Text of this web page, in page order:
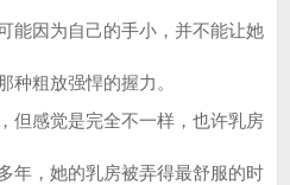
能因为自己的手小，并不能让她
种粗放强悍的握力。
感觉是完全不一样，也许乳房
年，她的乳房被弄得最舒服的时